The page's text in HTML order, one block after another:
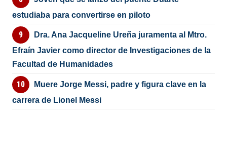
estudiaba para convertirse en piloto
Dra. Ana Jacqueline Ureña juramenta al Mtro.
Efraín Javier como director de Investigaciones de la
Facultad de Humanidades
Muere Jorge Messi, padre y figura clave en la
carrera de Lionel Messi